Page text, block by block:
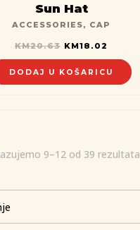
Sun Hat
ACCESSORIES, CAP
KM20.63 KM18.02
DODAJ U KOŠARICU
9–12 od 39 rezultata